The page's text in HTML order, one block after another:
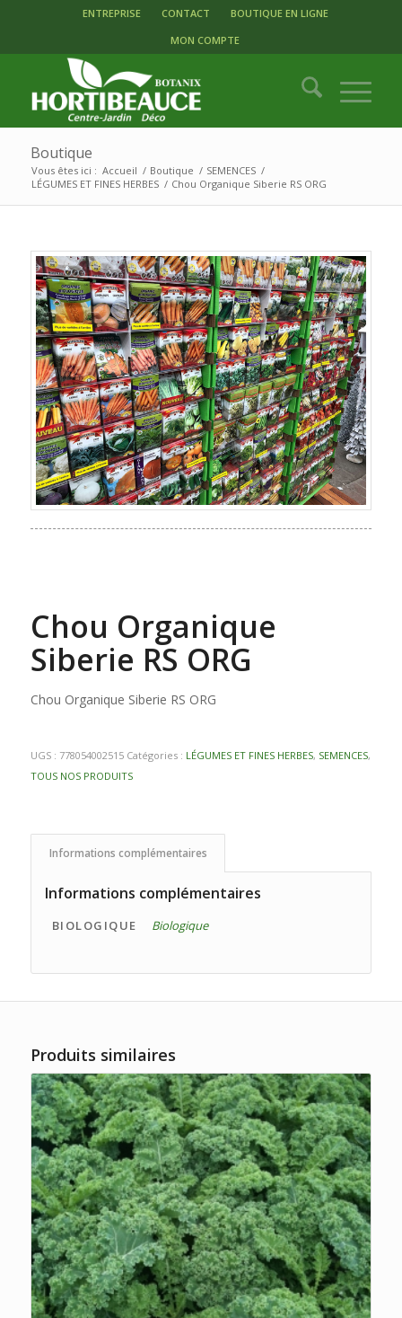
ENTREPRISE CONTACT
BOUTIQUE EN LIGNE
MON COMPTE
Boutique
Vous êtes ici : Accueil / Boutique / SEMENCES /
LÉGUMES ET FINES HERBES / Chou Organique Siberie RS ORG
Chou Organique
Siberie RS ORG
Chou Organique Siberie RS ORG
UGS : 778054002515 Catégories : LÉGUMES ET FINES HERBES, SEMENCES,
TOUS NOS PRODUITS
Informations complémentaires
Informations complémentaires
BIOLOGIQUE Biologique
Produits similaires